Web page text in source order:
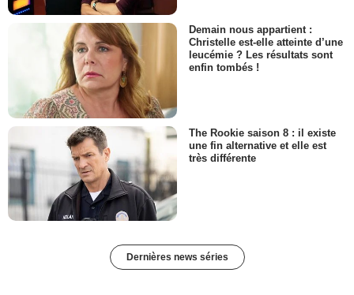
Demain nous appartient :
Christelle est-elle atteinte d’une
leucémie ? Les résultats sont
enfin tombés !
The Rookie saison 8 : il existe
une fin alternative et elle est
très différente
Dernières news séries